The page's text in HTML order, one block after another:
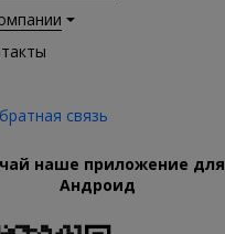
связь
наше приложение для
Андроид